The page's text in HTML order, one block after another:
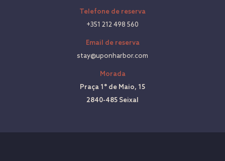
Telefone de reserva
+351 212 498 560
Email de reserva
stay@uponharbor.com
Morada
Praça 1° de Maio, 15
2840-485 Seixal